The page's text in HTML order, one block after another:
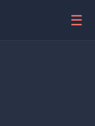
☰